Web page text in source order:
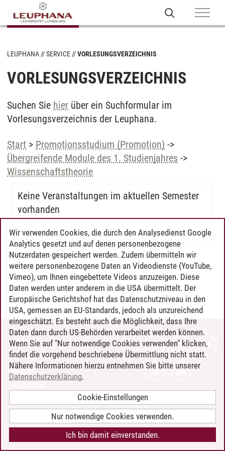
LEUPHANA SERVICE VORLESUNGSVERZEICHNIS
VORLESUNGSVERZEICHNIS
Suchen Sie hier über ein Suchformular im
Vorlesungsverzeichnis der Leuphana.
Start > Promotionsstudium (Promotion) ->
Übergreifende Module des 1. Studienjahres ->
Wissenschaftstheorie
Keine Veranstaltungen im aktuellen Semester
vorhanden
Timo Leder/30.06.2024
KONTAKT
LEUPHANA ALS ARBEITGEBER
INTRANET
BARRIEREFREIHEIT
COOKIE-EINSTELLUNGEN
Wir verwenden Cookies, die durch den Analysedienst Google
Analytics gesetzt und auf denen personenbezogene
Nutzerdaten gespeichert werden. Zudem übermitteln wir
weitere personenbezogene Daten an Videodienste (YouTube,
Vimeo), um Ihnen eingebettete Videos anzuzeigen. Diese
Daten werden unter anderem in die USA übermittelt. Der
Europäische Gerichtshof hat das Datenschutzniveau in den
USA, gemessen an EU-Standards, jedoch als unzureichend
eingeschätzt. Es besteht auch die Möglichkeit, dass Ihre
Daten dann durch US-Behörden verarbeitet werden können.
Wenn Sie auf "Nur notwendige Cookies verwenden" klicken,
findet die vorgehend beschriebene Übermittlung nicht statt.
Nähere Informationen hierzu entnehmen Sie bitte unserer
Datenschutzerklärung.
Cookie-Einstellungen
Nur notwendige Cookies verwenden.
Ich bin damit einverstanden.